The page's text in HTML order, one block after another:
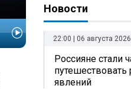
Новости
22:00 | 06 августа 2026
Россияне стали
явлений